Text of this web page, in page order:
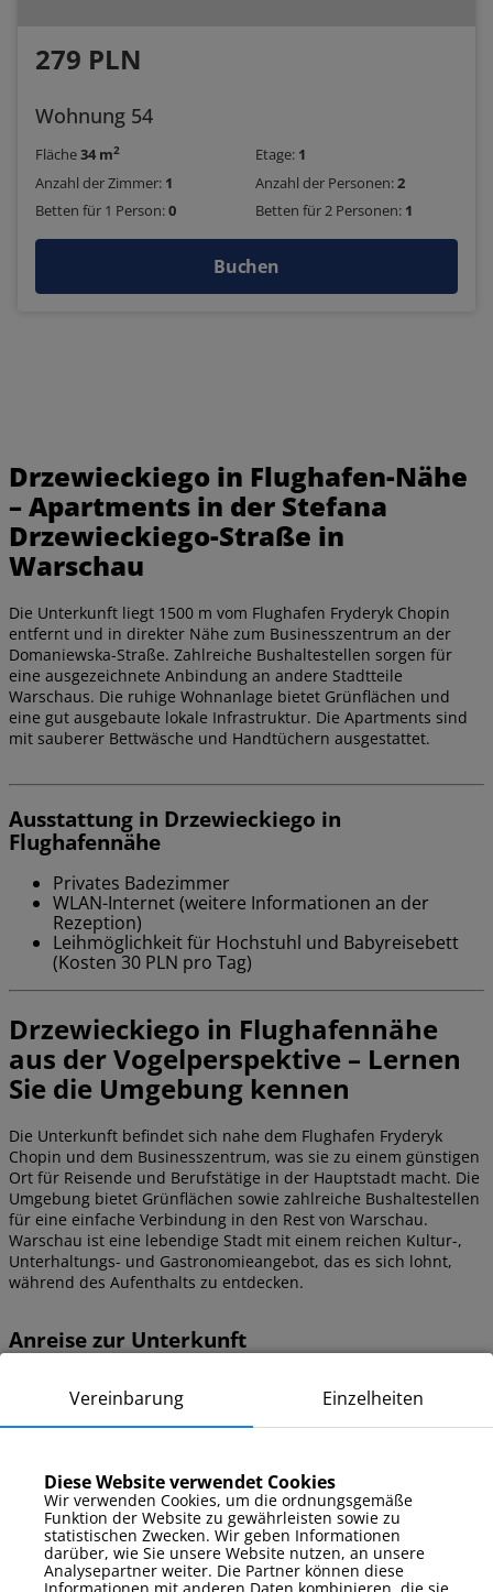
279 PLN
Wohnung 54
Fläche34 m2 Etage: 1
Anzahl der Zimmer: 1 Anzahl der Personen:2
Betten für 1 Person:0 Betten für 2 Personen: 1
Buchen
Drzewieckiego in Flughafen-Nähe
– Apartments in der Stefana
Drzewieckiego-Straße in
Warschau
Die Unterkunft liegt 1500 m vom Flughafen Fryderyk Chopin
entfernt und in direkter Nähe zum Businesszentrum an der
Domaniewska-Straße. Zahlreiche Bushaltestellen sorgen für
eine ausgezeichnete Anbindung an andere Stadtteile
Warschaus. Die ruhige Wohnanlage bietet Grünflächen und
eine gut ausgebaute lokale Infrastruktur. Die Apartments sind
mit sauberer Bettwäsche und Handtüchern ausgestattet.
Ausstattung in Drzewieckiego in
Flughafennähe
Privates Badezimmer
WLAN-Internet (weitere Informationen an der
Rezeption)
Leihmöglichkeit für Hochstuhl und Babyreisebett
(Kosten 30 PLN pro Tag)
Drzewieckiego in Flughafennähe
aus der Vogelperspektive – Lernen
Sie die Umgebung kennen
Die Unterkunft befindet sich nahe dem Flughafen Fryderyk
Chopin und dem Businesszentrum, was sie zu einem günstigen
Ort für Reisende und Berufstätige in der Hauptstadt macht. Die
Umgebung bietet Grünflächen sowie zahlreiche Bushaltestellen
für eine einfache Verbindung in den Rest von Warschau.
Warschau ist eine lebendige Stadt mit einem reichen Kultur-,
Unterhaltungs- und Gastronomieangebot, das es sich lohnt,
während des Aufenthalts zu entdecken.
Anreise zur Unterkunft
Verkehrsmitteln zu erreichen – zahlreiche Buslinien fahren in
der Nähe und ermöglichen eine schnelle Anbindung aus
Stefana Drzewieckiego-Straße. Vor dem Gebäude steht ein
öffentlicher Parkplatz zur Verfügung.
Vereinbarung Einzelheiten
Diese Website verwendet Cookies
Wir verwenden Cookies, um die ordnungsgemäße
Funktion der Website zu gewährleisten sowie zu
statistischen Zwecken. Wir geben Informationen
darüber, wie Sie unsere Website nutzen, an unsere
Analysepartner weiter. Die Partner können diese